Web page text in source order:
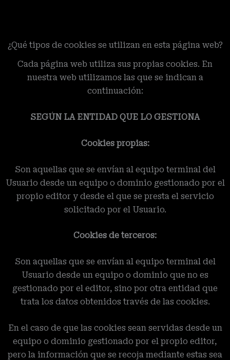
¿Qué tipos de cookies se utilizan en esta página web?
Cada página web utiliza sus propias cookies. En
nuestra web utilizamos las que se indican a
continuación:
SEGÚN LA ENTIDAD QUE LO GESTIONA
Cookies propias:
Son aquellas que se envían al equipo terminal del
Usuario desde un equipo o dominio gestionado por el
propio editor y desde el que se presta el servicio
solicitado por el Usuario.
Cookies de terceros:
Son aquellas que se envían al equipo terminal del
Usuario desde un equipo o dominio que no es
gestionado por el editor, sino por otra entidad que
trata los datos obtenidos través de las cookies.
En el caso de que las cookies sean servidas desde un
equipo o dominio gestionado por el propio editor,
pero la información que se recoja mediante estas sea